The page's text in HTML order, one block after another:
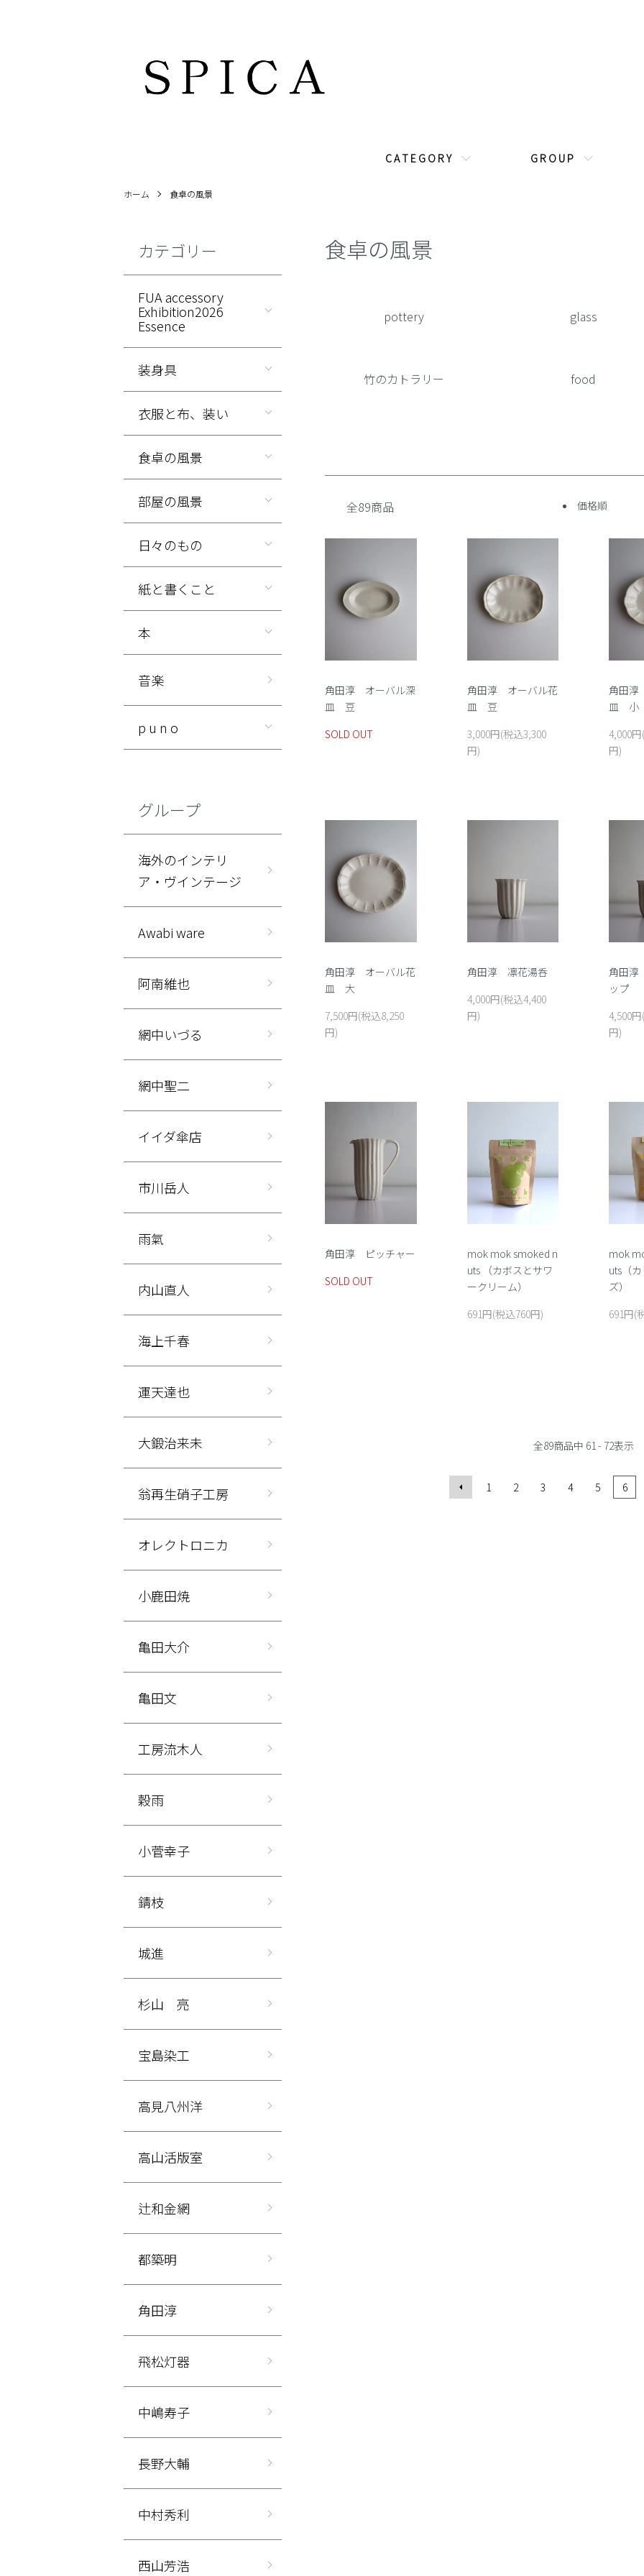
C A T E G O R Y G R O U P
ホーム 食卓の風景
食卓の風景
pottery
glass
竹のカトラリー food
全89商品 価格順
角田淳 オーバル深
皿 豆
SOLD OUT
角田淳 オーバル花
皿 豆
3,000円(税込3,300
円)
角田
皿 小
4,000
円)
角田淳 オーバル花
皿 大
7,500円(税込8,250
円)
角田淳 凛花湯呑
4,000円(税込4,400
円)
角田
ップ
4,500
円)
角田淳 ピッチャー
SOLD OUT
mok mok smoked n
uts （カボスとサワ
ークリーム）
691円(税込760円)
mok
uts（
ズ）
691円(
全89商品中 61 - 72表示
1 2 3 4 5 6
カテゴリー
FUA accessory
Exhibition2026
Essence
装身具
衣服と布、装い
食卓の風景
部屋の風景
日々のもの
紙と書くこと
本
音楽
p u n o
グループ
海外のインテリ
ア・ヴインテージ
Awabi ware
阿南維也
網中いづる
網中聖二
イイダ傘店
市川岳人
雨氣
内山直人
海上千春
運天達也
大鍛治来未
翁再生硝子工房
オレクトロニカ
小鹿田焼
亀田大介
亀田文
工房流木人
穀雨
小菅幸子
錆枝
城進
杉山 亮
宝島染工
高見八州洋
高山活版室
辻和金網
都築明
角田淳
飛松灯器
中嶋寿子
長野大輔
中村秀利
西山芳浩